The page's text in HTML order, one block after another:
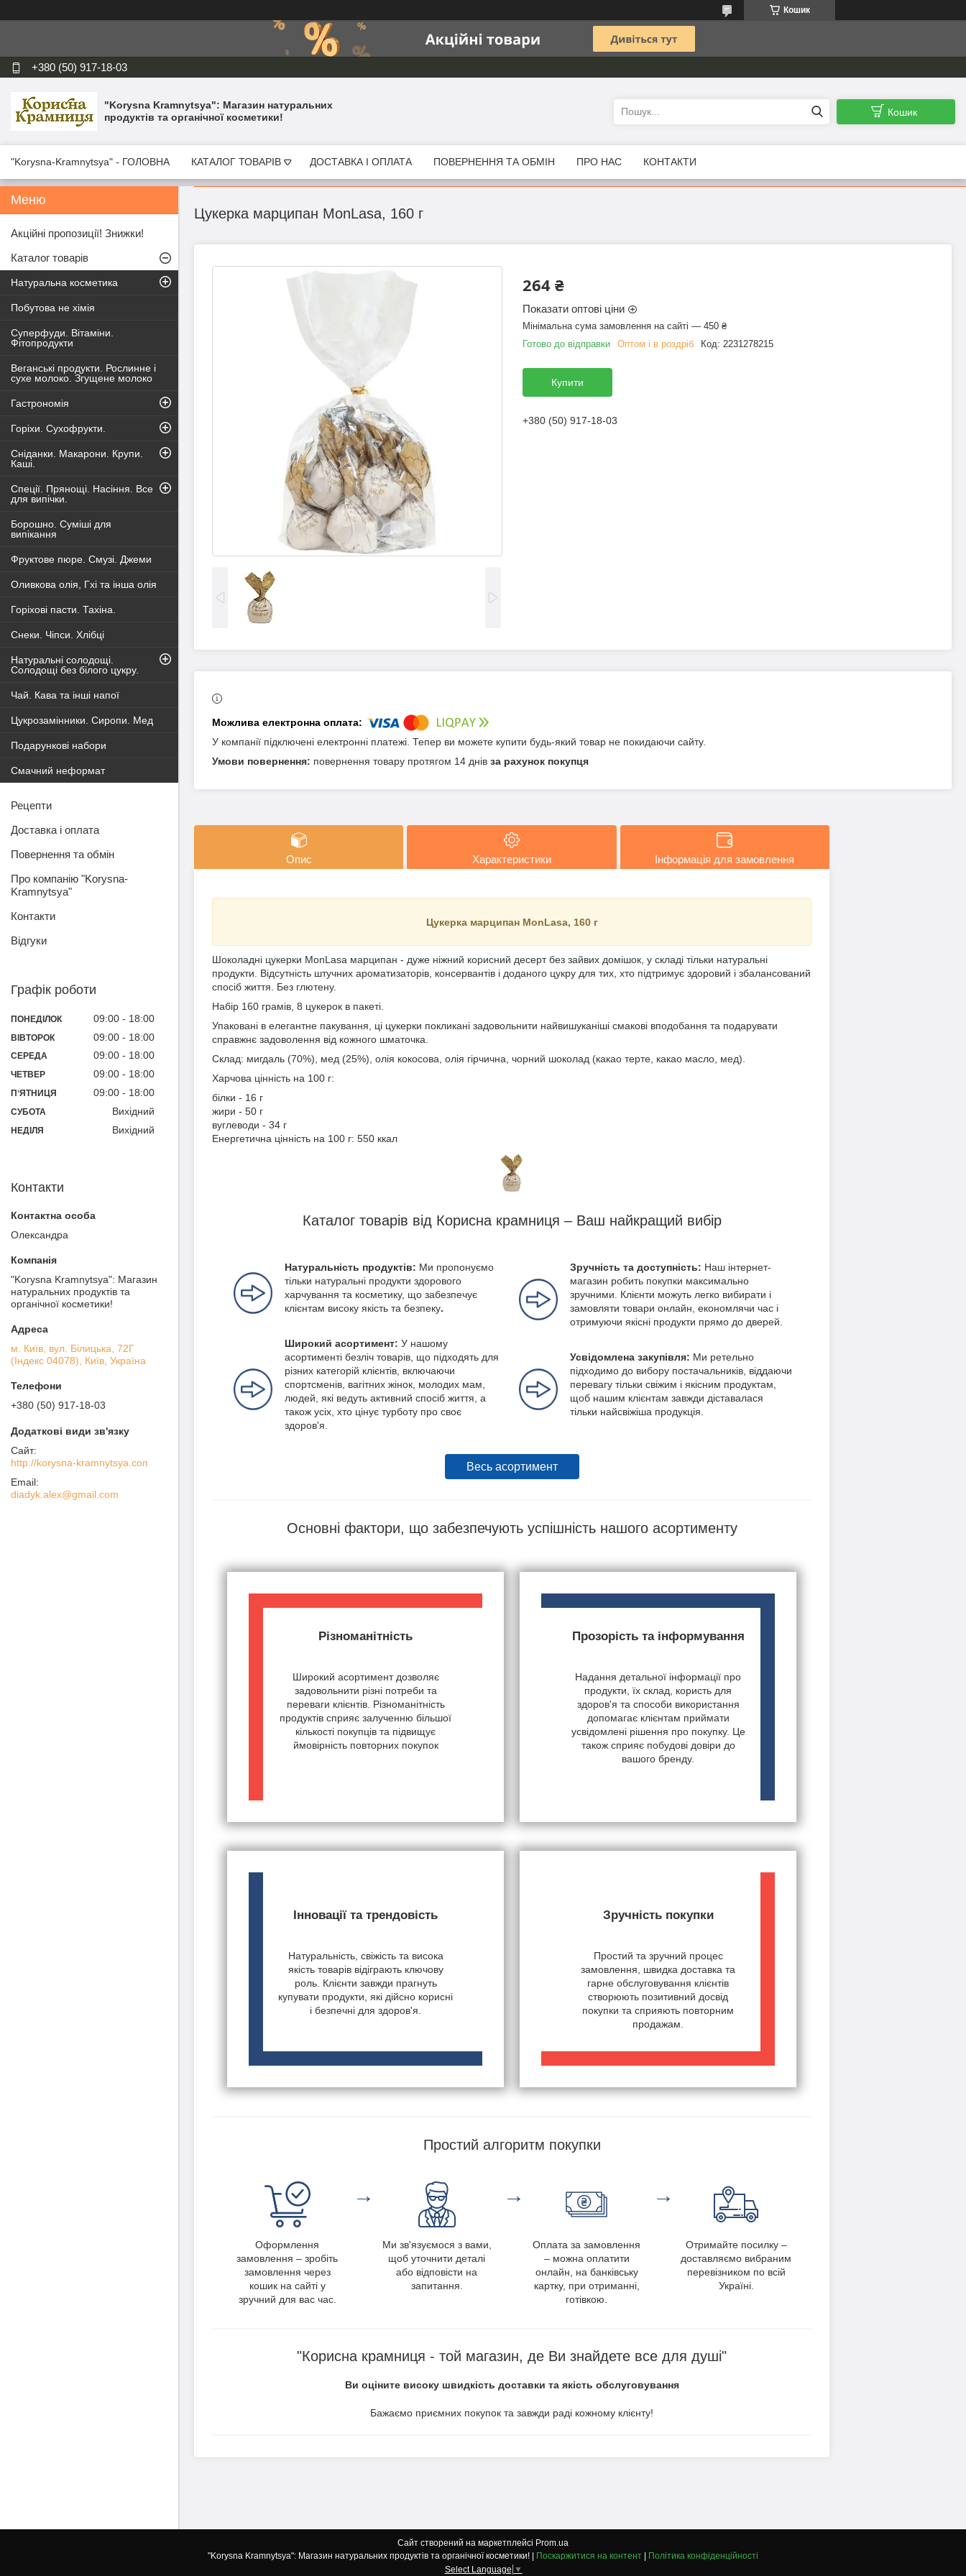
Кошик
+380 (50) 917-18-03
"Korysna Kramnytsya": Магазин натуральних
продуктів та органічної косметики!
Кошик
"Korysna-Kramnytsya" - ГОЛОВНА КАТАЛОГ ТОВАРІВ ДОСТАВКА І ОПЛАТА ПОВЕРНЕННЯ ТА ОБМІН ПРО НАС КОНТАКТИ
Цукерка марципан MonLasa, 160 г
264 ₴
Показати оптові ціни
Мінімальна сума замовлення на сайті — 450 ₴
Готово до відправки
Оптом і в роздріб Код: 2231278215
Купити
+380 (50) 917-18-03
У компанії підключені електронні платежі. Тепер ви можете купити будь-який товар не покидаючи сайту.
повернення товару протягом 14 днів за рахунок покупця
Опис Характеристики Інформація для замовлення
Цукерка марципан MonLasa, 160 г
Шоколадні цукерки MonLasa марципан - дуже ніжний корисний десерт без зайвих домішок, у складі тільки натуральні
продукти. Відсутність штучних ароматизаторів, консервантів і доданого цукру для тих, хто підтримує здоровий і збалансований
спосіб життя. Без глютену.
Набір 160 грамів, 8 цукерок в пакеті.
Упаковані в елегантне пакування, ці цукерки покликані задовольнити найвишуканіші смакові вподобання та подарувати
справжнє задоволення від кожного шматочка.
Склад: мигдаль (70%), мед (25%), олія кокосова, олія гірчична, чорний шоколад (какао терте, какао масло, мед).
Харчова цінність на 100 г:
білки - 16 г
жири - 50 г
вуглеводи - 34 г
Енергетична цінність на 100 г: 550 ккал
Каталог товарів від Корисна крамниця – Ваш найкращий вибір
Натуральність продуктів: Ми пропонуємо
тільки натуральні продукти здорового
харчування та косметику, що забезпечує
клієнтам високу якість та безпеку.
Широкий асортимент: У нашому
асортименті безліч товарів, що підходять для
різних категорій клієнтів, включаючи
спортсменів, вагітних жінок, молодих мам,
людей, які ведуть активний спосіб життя, а
також усіх, хто цінує турботу про своє
здоров'я.
Зручність та доступність: Наш інтернет-
магазин робить покупки максимально
зручними. Клієнти можуть легко вибирати і
замовляти товари онлайн, економлячи час і
отримуючи якісні продукти прямо до дверей.
Усвідомлена закупівля: Ми ретельно
підходимо до вибору постачальників, віддаючи
перевагу тільки свіжим і якісним продуктам,
щоб нашим клієнтам завжди діставалася
тільки найсвіжіша продукція.
Весь асортимент
Основні фактори, що забезпечують успішність нашого асортименту
Різноманітність
Широкий асортимент дозволяє
задовольнити різні потреби та
переваги клієнтів. Різноманітність
продуктів сприяє залученню більшої
кількості покупців та підвищує
ймовірність повторних покупок
Прозорість та інформування
Надання детальної інформації про
продукти, їх склад, користь для
здоров'я та способи використання
допомагає клієнтам приймати
усвідомлені рішення про покупку. Це
також сприяє побудові довіри до
вашого бренду.
Інновації та трендовість
Натуральність, свіжість та висока
якість товарів відіграють ключову
роль. Клієнти завжди прагнуть
купувати продукти, які дійсно корисні
і безпечні для здоров'я.
Зручність покупки
Простий та зручний процес
замовлення, швидка доставка та
гарне обслуговування клієнтів
створюють позитивний досвід
покупки та сприяють повторним
продажам.
Простий алгоритм покупки
Оформлення
замовлення – зробіть
замовлення через
кошик на сайті у
зручний для вас час.
→
Ми зв'язуємося з вами,
щоб уточнити деталі
або відповісти на
запитання.
→
Оплата за замовлення
– можна оплатити
онлайн, на банківську
картку, при отриманні,
готівкою.
→
Отримайте посилку –
доставляємо вибраним
перевізником по всій
Україні.
"Корисна крамниця - той магазин, де Ви знайдете все для душі"
Ви оціните високу швидкість доставки та якість обслуговування
Бажаємо приємних покупок та завжди раді кожному клієнту!
Акційні пропозиції! Знижки!
Каталог товарів
Натуральна косметика
Побутова не хімія
Суперфуди. Вітаміни.
Фітопродукти
Веганські продукти. Рослинне і
сухе молоко. Згущене молоко
Гастрономія
Горіхи. Сухофрукти.
Сніданки. Макарони. Крупи.
Каші.
Спеції. Прянощі. Насіння. Все
для випічки.
Борошно. Суміші для
випікання
Фруктове пюре. Смузі. Джеми
Оливкова олія, Гхі та інша олія
Горіхові пасти. Тахіна.
Снеки. Чіпси. Хлібці
Натуральні солодощі.
Солодощі без білого цукру.
Чай. Кава та інші напої
Цукрозамінники. Сиропи. Мед
Подарункові набори
Смачний неформат
Рецепти
Доставка і оплата
Повернення та обмін
Про компанію "Korysna-
Kramnytsya"
Контакти
Відгуки
Графік роботи
ПОНЕДІЛОК 09:00 18:00
ВІВТОРОК 09:00 18:00
СЕРЕДА 09:00 18:00
ЧЕТВЕР 09:00 18:00
ПʼЯТНИЦЯ 09:00 18:00
СУБОТА Вихідний
НЕДІЛЯ Вихідний
Контакти
Олександра
"Korysna Kramnytsya": Магазин
натуральних продуктів та
органічної косметики!
м. Київ, вул. Білицька, 72Г
(Індекс 04078), Київ, Україна
+380 (50) 917-18-03
http://korysna-kramnytsya.com
diadyk.alex@gmail.com
Сайт створений на маркетплейсі Prom.ua
Поскаржитися на контент
Політика конфіденційності
Select Language ▼